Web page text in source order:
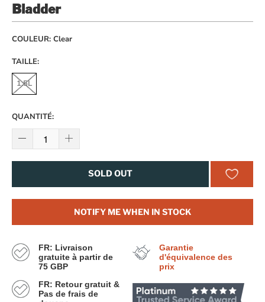
Bladder
TAILLE:
1.5L
COULEUR: Clear
QUANTITÉ:
SOLD OUT
NOTIFY ME WHEN IN STOCK
FR: Livraison
gratuite à partir de
75 GBP
Garantie
d'équivalence des
prix
FR: Retour gratuit &
Pas de frais de